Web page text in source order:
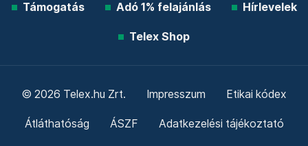
Támogatás Adó 1% felajánlás Hírlevelek
Telex Shop
© 2026 Telex.hu Zrt. Impresszum Etikai kódex
Átláthatóság ÁSZF Adatkezelési tájékoztató